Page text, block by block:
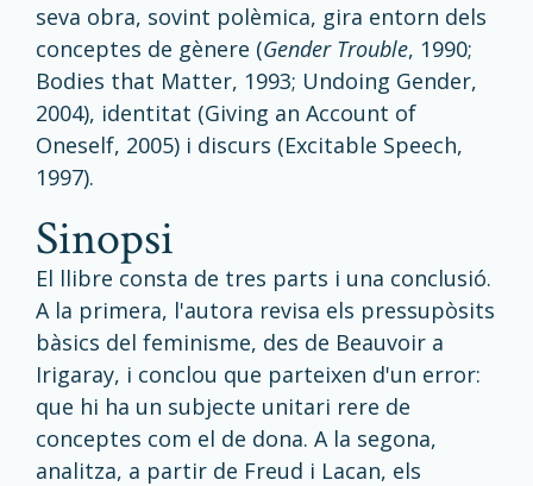
seva obra, sovint polèmica, gira entorn dels
conceptes de gènere (Gender Trouble, 1990;
Bodies that Matter, 1993; Undoing Gender,
2004), identitat (Giving an Account of
Oneself, 2005) i discurs (Excitable Speech,
1997).
sinopsi
El llibre consta de tres parts i una conclusió.
A la primera, l'autora revisa els pressupòsits
bàsics del feminisme, des de Beauvoir a
Irigaray, i conclou que parteixen d'un error:
que hi ha un subjecte unitari rere de
conceptes com el de dona. A la segona,
analitza, a partir de Freud i Lacan, els